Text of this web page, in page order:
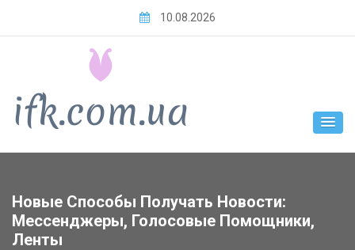
10.08.2026
Новые Способы Получать Новости:
Мессенджеры, Голосовые Помощники,
Ленты